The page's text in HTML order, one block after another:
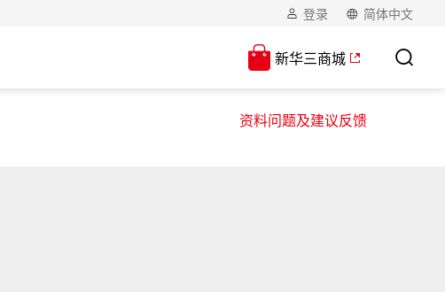
登录 简体中文
新华三商城
资料问题及建议反馈